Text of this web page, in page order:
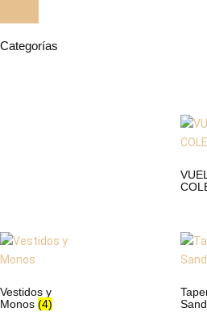
Categorías
Vestidos y
Monos (4)